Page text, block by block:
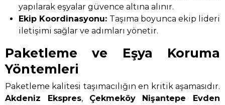
yapılarak eşyalar güvence altına alınır.
Ekip Koordinasyonu: Taşıma boyunca ekip lideri
iletişimi sağlar ve adımları yönetir.
Paketleme ve Eşya Koruma
Yöntemleri
Paketleme kalitesi taşımacılığın en kritik aşamasıdır.
Akdeniz Ekspres, Çekmeköy Nişantepe Evden